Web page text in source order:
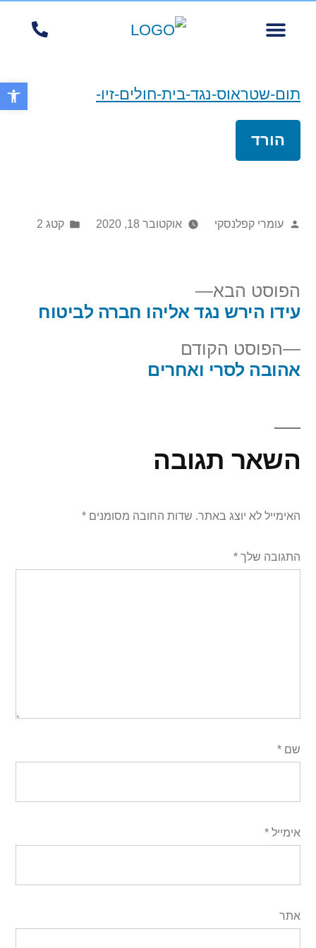
תום-שטראוס-נגד-בית-חולים-זיו-
הורד
עומרי קפלנסקי אוקטובר 18, 2020 קטג 2
הפוסט הקודם
אהובה לסרי ואחרים
הפוסט הבא
עידו הירש נגד אליהו חברה לביטוח
השאר תגובה
האימייל לא יוצג באתר. שדות החובה מסומנים *
התגובה שלך *
שם *
אימייל *
אתר
פתח